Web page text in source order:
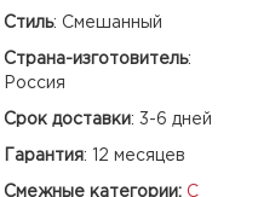
Стиль: Смешанный
Страна-изготовитель:
Россия
Срок доставки: 3-6 дней
Гарантия: 12 месяцев
Смежные категории: С